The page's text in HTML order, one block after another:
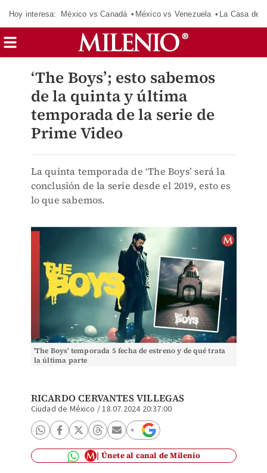
Hoy interesa: México vs Canadá México vs Venezuela La Casa de
‘The Boys’; esto sabemos
de la quinta y última
temporada de la serie de
Prime Video
La quinta temporada de ‘The Boys’ será la
conclusión de la serie desde el 2019, esto es
lo que sabemos.
'The Boys' temporada 5 fecha de estreno y de qué trata
la última parte
RICARDO CERVANTES VILLEGAS
Ciudad de México /18.07.2024 20:37:00
Únete al canal de Milenio